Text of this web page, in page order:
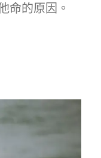
命的原因。